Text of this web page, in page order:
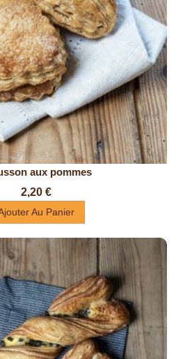
aux pommes
Prix
2,20 €
Au Panier